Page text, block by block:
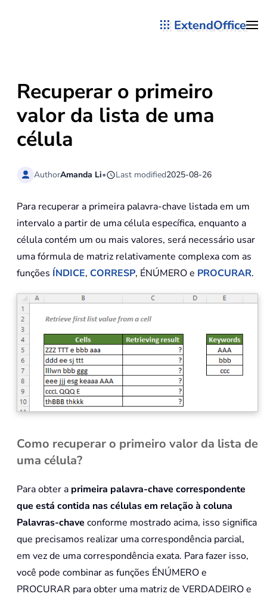
ExtendOffice
Recuperar o primeiro
valor da lista de uma
célula
AuthorAmanda Li• Last modified2025-08-26
Para recuperar a primeira palavra-chave listada em um
intervalo a partir de uma célula específica, enquanto a
célula contém um ou mais valores, será necessário usar
uma fórmula de matriz relativamente complexa com as
funções ÍNDICE, CORRESP, ÉNÚMERO e PROCURAR.
Como recuperar o primeiro valor da lista de
uma célula?
Para obter a primeira palavra-chave correspondente
que está contida nas células em relação à coluna
Palavras-chave conforme mostrado acima, isso significa
que precisamos realizar uma correspondência parcial,
em vez de uma correspondência exata. Para fazer isso,
você pode combinar as funções ÉNÚMERO e
PROCURAR para obter uma matriz de VERDADEIRO e